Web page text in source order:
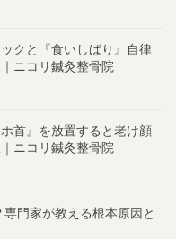
クと『食いしばり』自律
ニコリ鍼灸整骨院
首』を放置すると老け顔
ニコリ鍼灸整骨院
門家が教える根本原因と